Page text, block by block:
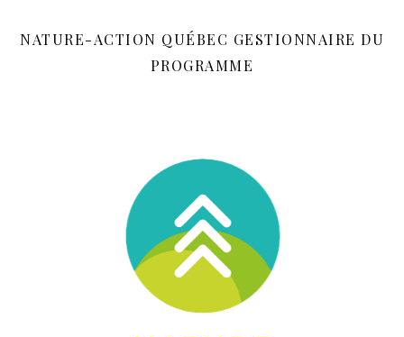
NATURE-ACTION QUÉBEC GESTIONNAIRE DU
PROGRAMME